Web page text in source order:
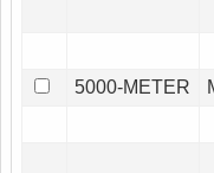
5000-METER